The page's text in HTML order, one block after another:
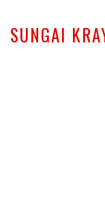
SUNGAI